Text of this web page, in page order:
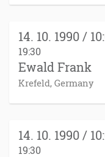
14. 10. 1990 /
19:30
Ewald Frank
Krefeld, Germany
14. 10. 1990 /
19:30